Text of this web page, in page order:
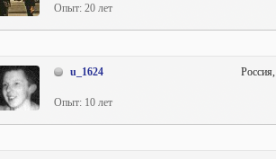
Опыт: 20 лет
u_1624
Опыт: 10 лет
Россия,